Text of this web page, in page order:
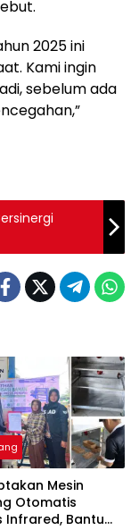
2025 ini
Kami ingin
sebelum ada
Mesin
Otomatis
Infrared, Bantu